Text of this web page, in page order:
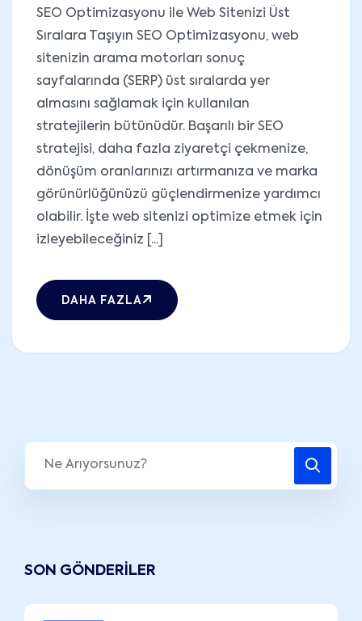
SEO Optimizasyonu ile Web Sitenizi Üst
Sıralara Taşıyın SEO Optimizasyonu, web
sitenizin arama motorları sonuç
sayfalarında (SERP) üst sıralarda yer
almasını sağlamak için kullanılan
stratejilerin bütünüdür. Başarılı bir SEO
stratejisi, daha fazla ziyaretçi çekmenize,
dönüşüm oranlarınızı artırmanıza ve marka
görünürlüğünüzü güçlendirmenize yardımcı
olabilir. İşte web sitenizi optimize etmek için
izleyebileceğiniz [...]
DAHA FAZLA
SON GÖNDERILER